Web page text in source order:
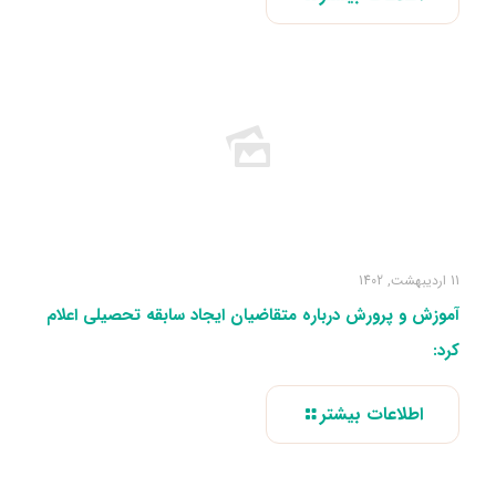
11 اردیبهشت, 1402
آموزش‌ و پرورش درباره متقاضیان ایجاد سابقه تحصیلی اعلام
کرد:
اطلاعات بیشتر